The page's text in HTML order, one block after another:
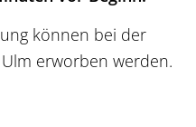
können bei der
Ulm erworben werden.